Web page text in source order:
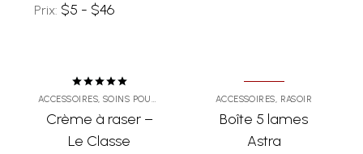
Prix: $5 - $46
sur 5
ACCESSOIRES, SOINS POUR LA BARBE
Crème à raser –
Le Classe
ACCESSOIRES, RASOIR
Boîte 5 lames
Astra